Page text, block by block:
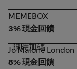
MEMEBOX
MEMEBOX
3% 現金回饋
Jo Malone London
限時加碼
Jo Malone London
8% 現金回饋